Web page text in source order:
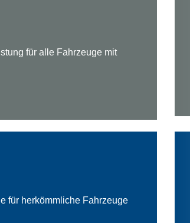
für alle Fahrzeuge mit
für herkömmliche Fahrzeuge